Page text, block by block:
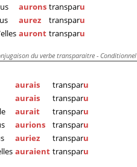
aurons transparu
aurez transparu
auront transparu
du verbe transparaitre - Conditionnel
aurais transparu
aurais transparu
aurait transparu
aurions transparu
auriez transparu
auraient transparu